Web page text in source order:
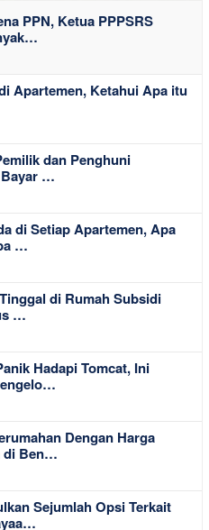
PPN, Ketua PPPSRS
Apartemen, Ketahui Apa itu
dan Penghuni
…
di Setiap Apartemen, Apa
…
di Rumah Subsidi
…
Hadapi Tomcat, Ini
Dengan Harga
di Ben…
Sejumlah Opsi Terkait